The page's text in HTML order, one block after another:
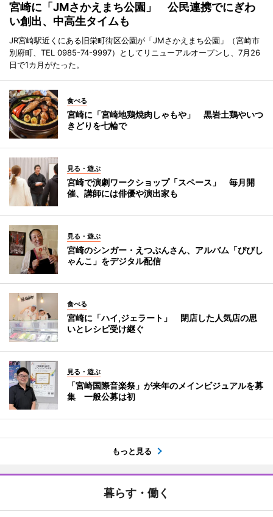
宮崎に「JMさかえまち公園」 公民連携でにぎわ
い創出、中高生タイムも
JR宮崎駅近くにある旧栄町街区公園が「JMさかえまち公園」（宮崎市
別府町、TEL 0985-74-9997）としてリニューアルオープンし、7月26
日で1カ月がたった。
食べる
宮崎に「宮崎地鶏焼肉しゃもや」 黒岩土鶏やいつ
きどりを七輪で
見る・遊ぶ
宮崎で演劇ワークショップ「スペース」 毎月開
催、講師には俳優や演出家も
見る・遊ぶ
宮崎のシンガー・えつぷんさん、アルバム「びびし
ゃんこ」をデジタル配信
食べる
宮崎に「ハイ,ジェラート」 閉店した人気店の思
いとレシピ受け継ぐ
見る・遊ぶ
「宮崎国際音楽祭」が来年のメインビジュアルを募
集 一般公募は初
もっと見る
暮らす・働く